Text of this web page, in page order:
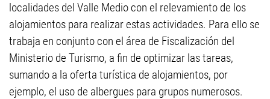
localidades del Valle Medio con el relevamiento de los
alojamientos para realizar estas actividades. Para ello se
trabaja en conjunto con el área de Fiscalización del
Ministerio de Turismo, a fin de optimizar las tareas,
sumando a la oferta turística de alojamientos, por
ejemplo, el uso de albergues para grupos numerosos.